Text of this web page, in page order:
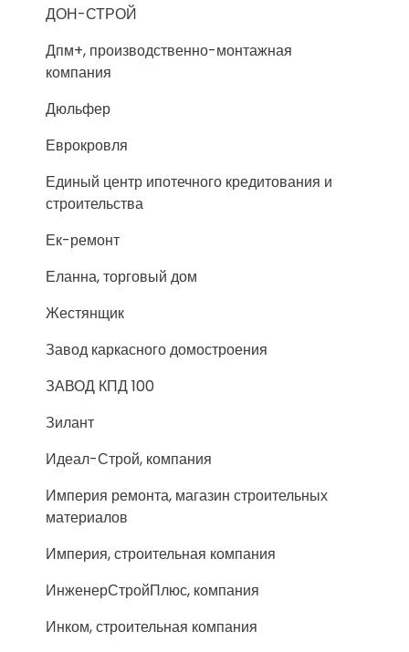
ДОН-СТРОЙ
Дпм+, производственно-монтажная
компания
Дюльфер
Еврокровля
Единый центр ипотечного кредитования и
строительства
Ек-ремонт
Еланна, торговый дом
Жестянщик
Завод каркасного домостроения
ЗАВОД КПД 100
Зилант
Идеал-Строй, компания
Империя ремонта, магазин строительных
материалов
Империя, строительная компания
ИнженерСтройПлюс, компания
Инком, строительная компания